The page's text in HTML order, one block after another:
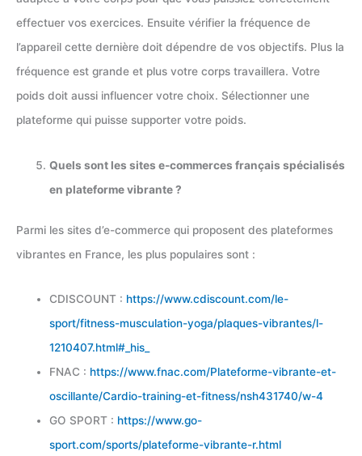
effectuer vos exercices. Ensuite vérifier la fréquence de
l’appareil cette dernière doit dépendre de vos objectifs. Plus la
fréquence est grande et plus votre corps travaillera. Votre
poids doit aussi influencer votre choix. Sélectionner une
plateforme qui puisse supporter votre poids.
Quels sont les sites e-commerces français spécialisés
en plateforme vibrante ?
Parmi les sites d’e-commerce qui proposent des plateformes
vibrantes en France, les plus populaires sont :
CDISCOUNT : https://www.cdiscount.com/le-
sport/fitness-musculation-yoga/plaques-vibrantes/l-
1210407.html#_his_
FNAC : https://www.fnac.com/Plateforme-vibrante-et-
oscillante/Cardio-training-et-fitness/nsh431740/w-4
GO SPORT : https://www.go-
sport.com/sports/plateforme-vibrante-r.html